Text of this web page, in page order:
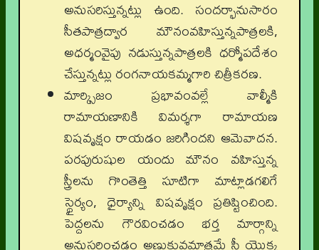
అనుసరిస్తున్నట్లు ఉంది. సందర్భానుసారం
సీతపాత్రద్వార మౌనంవహిస్తున్నపాత్రలకి,
అధర్మంవైపు నడుస్తున్నపాత్రలకి ధర్మోపదేశం
చేస్తున్నట్లు రంగనాయకమ్మగారి చిత్రీకరణ.
మార్క్సిజం ప్రభావంవల్లే వాల్మీకి
రామాయణానికి విమర్శగా రామాయణ
విషవృక్షం రాయడం జరిగిందని ఆమెవాదన.
పరపురుషుల యందు మౌనం వహిస్తున్న
స్త్రీలను గొంతెత్తి సూటిగా మాట్లాడగలిగే
స్థైర్యం, ధైర్యాన్ని విషవృక్షం ప్రతిష్టించింది.
పెద్దలను గౌరవించడం భర్త మార్గాన్ని